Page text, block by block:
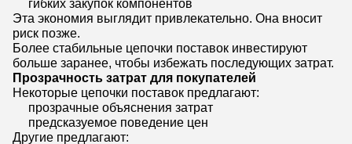
гибких закупок компонентов
Эта экономия выглядит привлекательно. Она вносит
риск позже.
Более стабильные цепочки поставок инвестируют
больше заранее, чтобы избежать последующих затрат.
Прозрачность затрат для покупателей
Некоторые цепочки поставок предлагают:
прозрачные объяснения затрат
предсказуемое поведение цен
Другие предлагают: